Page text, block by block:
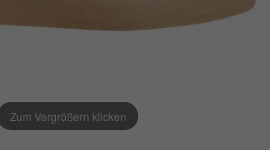
Zum Vergrößern klicken